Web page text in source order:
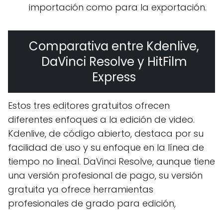
importación como para la exportación.
Comparativa entre Kdenlive,
DaVinci Resolve y HitFilm
Express
Estos tres editores gratuitos ofrecen
diferentes enfoques a la edición de video.
Kdenlive, de código abierto, destaca por su
facilidad de uso y su enfoque en la línea de
tiempo no lineal. DaVinci Resolve, aunque tiene
una versión profesional de pago, su versión
gratuita ya ofrece herramientas
profesionales de grado para edición,